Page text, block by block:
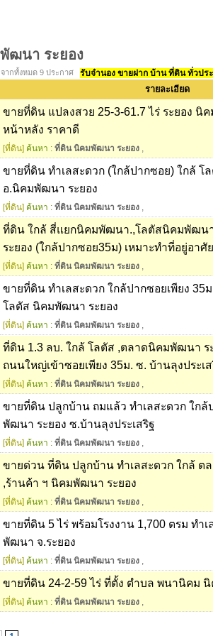
ฒนา ระยอง
ากทั้งหมด 9 ประกาศ รับจำนอง ขายฝาก บ้าน ที่ดิน ทั่วประ
รายละเอียด
ขายที่ดิน แปลงสวย 25-3-61.7 ไร่ ระยอง
หน้าหลัง ราคาดี
[ที่ดิน] ค้นหา : ที่ดิน นิคมพัฒนา ระยอง ,
ขายที่ดิน ทำเลสะดวก (ใกล้ปากซอย) ใกล้
อ.นิคมพัฒนา ระยอง
[ที่ดิน] ค้นหา : ที่ดิน นิคมพัฒนา ระยอง ,
ที่ดิน ใกล้ สี่แยกนิคมพัฒนา.,โลตัสนิคมพัฒน
ระยอง (ใกล้ปากซอย35ม) เหมาะทำที่อยู่อาศั
[ที่ดิน] ค้นหา : ที่ดิน นิคมพัฒนา ระยอง ,
ขายที่ดิน ทำเลสะดวก ใกล้ปากซอยเพียง 35
โลตัส นิคมพัฒนา ระยอง
[ที่ดิน] ค้นหา : ที่ดิน นิคมพัฒนา ระยอง ,
ที่ดิน 1.3 ลบ. ใกล้ โลตัส ,ตลาดนิคมพัฒนา ร
ถนนใหญ่เข้าซอยเพียง 35ม. ซ. บ้านลุงประ
[ที่ดิน] ค้นหา : ที่ดิน นิคมพัฒนา ระยอง ,
ขายที่ดิน ปลูกบ้าน ถมแล้ว ทําเลสะดวก ใกล้
พัฒนา ระยอง ซ.บ้านลุงประเสริฐ
[ที่ดิน] ค้นหา : ที่ดิน นิคมพัฒนา ระยอง ,
ขายด่วน ที่ดิน ปลูกบ้าน ทำเลสะดวก ใกล้ ต
,ร้านค้า ฯ นิคมพัฒนา ระยอง
[ที่ดิน] ค้นหา : ที่ดิน นิคมพัฒนา ระยอง ,
ขายที่ดิน 5 ไร่ พร้อมโรงงาน 1,700 ตรม ทำ
พัฒนา จ.ระยอง
[ที่ดิน] ค้นหา : ที่ดิน นิคมพัฒนา ระยอง ,
ขายที่ดิน 24-2-59 ไร่ ที่ตั้ง ตำบล พนานิคม
[ที่ดิน] ค้นหา : ที่ดิน นิคมพัฒนา ระยอง ,